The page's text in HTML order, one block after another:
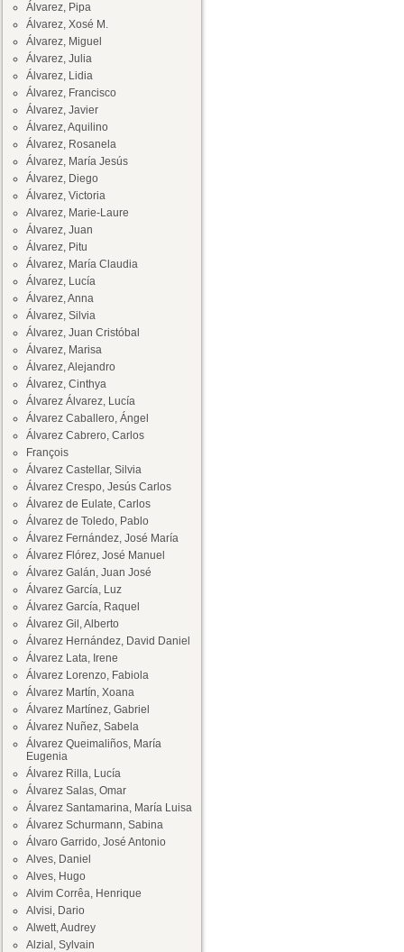
Álvarez, Pipa
Álvarez, Xosé M.
Álvarez, Miguel
Álvarez, Julia
Álvarez, Lidia
Álvarez, Francisco
Álvarez, Javier
Álvarez, Aquilino
Álvarez, Rosanela
Álvarez, María Jesús
Álvarez, Diego
Álvarez, Victoria
Alvarez, Marie-Laure
Álvarez, Juan
Álvarez, Pitu
Álvarez, María Claudia
Álvarez, Lucía
Álvarez, Anna
Álvarez, Silvia
Álvarez, Juan Cristóbal
Álvarez, Marisa
Álvarez, Alejandro
Álvarez, Cinthya
Álvarez Álvarez, Lucía
Álvarez Caballero, Ángel
Álvarez Cabrero, Carlos
François
Álvarez Castellar, Silvia
Álvarez Crespo, Jesús Carlos
Álvarez de Eulate, Carlos
Álvarez de Toledo, Pablo
Álvarez Fernández, José María
Álvarez Flórez, José Manuel
Álvarez Galán, Juan José
Álvarez García, Luz
Álvarez García, Raquel
Álvarez Gil, Alberto
Álvarez Hernández, David Daniel
Álvarez Lata, Irene
Álvarez Lorenzo, Fabiola
Álvarez Martín, Xoana
Álvarez Martínez, Gabriel
Álvarez Nuñez, Sabela
Álvarez Queimaliños, María
Eugenia
Álvarez Rilla, Lucía
Álvarez Salas, Omar
Álvarez Santamarina, María Luisa
Álvarez Schurmann, Sabina
Álvaro Garrido, José Antonio
Alves, Daniel
Alves, Hugo
Alvim Corrêa, Henrique
Alvisi, Dario
Alwett, Audrey
Alzial, Sylvain